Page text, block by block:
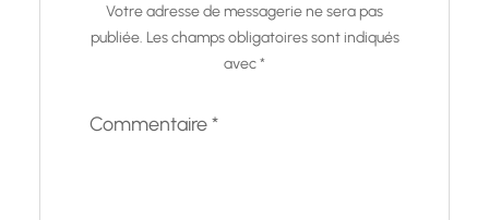
Votre adresse de messagerie ne sera pas
publiée. Les champs obligatoires sont indiqués
avec*
Commentaire*